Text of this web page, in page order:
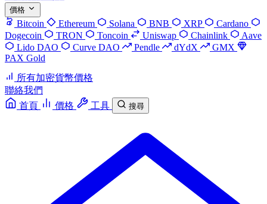
價格
Bitcoin Ethereum Solana BNB XRP
Cardano
Dogecoin
TRON Toncoin Uniswap Chainlink
Aave
Lido DAO
Curve DAO Pendle dYdX
GMX
PAX Gold
所有加密貨幣價格
聯絡我們
首頁
價格 工具 搜尋